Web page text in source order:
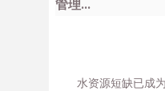
管理...
水资源短缺已成